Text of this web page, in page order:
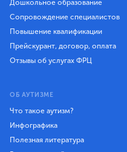
Дошкольное образование
Сопровождение специалистов
Повышение квалификации
Прейскурант, договор, оплата
Отзывы об услугах ФРЦ
ОБ АУТИЗМЕ
Что такое аутизм?
Инфографика
Полезная литература